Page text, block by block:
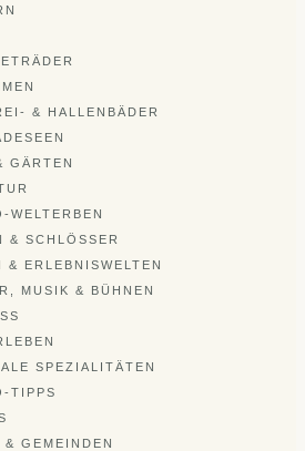
& HALLENBÄDER
GÄRTEN
WELTERBEN
& SCHLÖSSER
& ERLEBNISWELTEN
MUSIK & BÜHNEN
SPEZIALITÄTEN
TIPPS
& GEMEINDEN